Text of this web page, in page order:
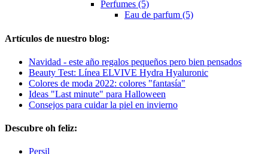
Perfumes (5)
Eau de parfum (5)
Artículos de nuestro blog:
Navidad - este año regalos pequeños pero bien pensados
Beauty Test: Línea ELVIVE Hydra Hyaluronic
Colores de moda 2022: colores "fantasía"
Ideas "Last minute" para Halloween
Consejos para cuidar la piel en invierno
Descubre oh feliz:
Persil